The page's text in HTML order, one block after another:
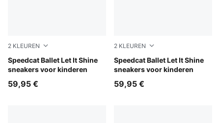
2 KLEUREN
Speedcat Ballet Let It Shine
sneakers voor kinderen
Silver Fog-Alpine Snow
59,95 €
2 KLEUREN
Speedcat Ballet Let It Shine
sneakers voor kinderen
Misty Pink-Powder Pink
59,95 €